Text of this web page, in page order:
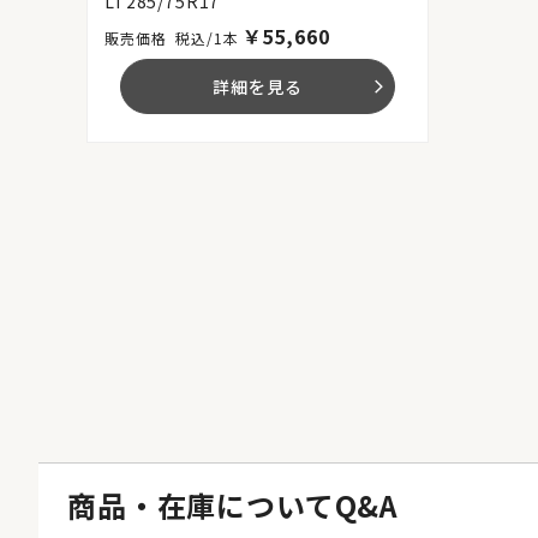
税込/1本 ￥55,660
詳細を見る arrow_forward_ios
商品・在庫についてQ&A